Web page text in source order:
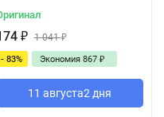
₽ 1 041₽
- 83% Экономия 867 ₽
11 августа2 дня